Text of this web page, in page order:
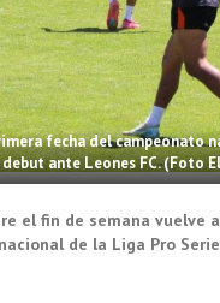
fecha del campeonato
ante Leones FC. (Foto
el fin de semana vuelve
de la Liga Pro Serie